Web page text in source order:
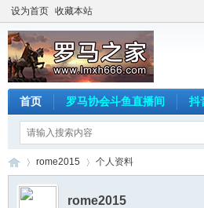
设为首页 收藏本站
首页 罗马协会斗鱼直播间 抖
rome2015 个人资料
rome2015